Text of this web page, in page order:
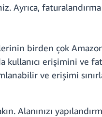
Ayrıca,
birden çok
kullanıcı erişimini ve
ve erişimi
Alanınızı